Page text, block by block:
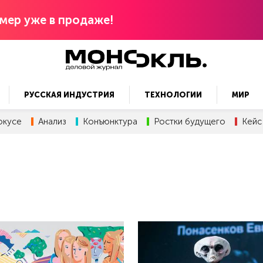
уже в продаже!
РУССКАЯ ИНДУСТРИЯ ТЕХНОЛОГИИ МИР
Анализ Конъюнктура Ростки будущего Кейс